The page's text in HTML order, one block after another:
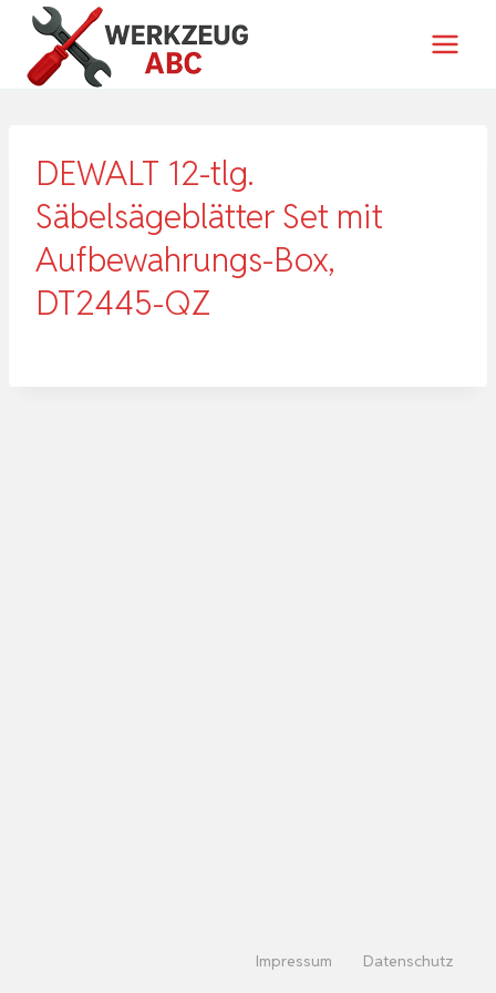
Zum
Inhalt
springen
DEWALT 12-tlg.
Säbelsägeblätter Set mit
Aufbewahrungs-Box,
DT2445-QZ
Impressum Datenschutz